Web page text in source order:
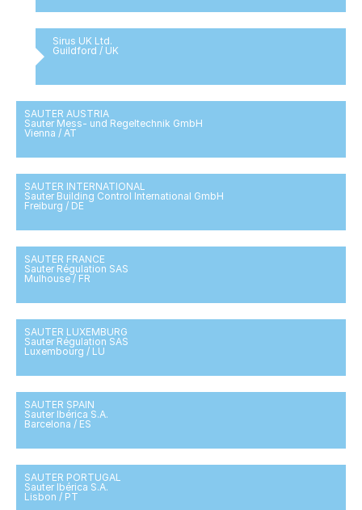
Sirus UK Ltd.
Guildford / UK
SAUTER AUSTRIA
Sauter Mess- und Regeltechnik GmbH
Vienna / AT
SAUTER INTERNATIONAL
Sauter Building Control International GmbH
Freiburg / DE
SAUTER FRANCE
Sauter Régulation SAS
Mulhouse / FR
SAUTER LUXEMBURG
Sauter Régulation SAS
Luxembourg / LU
SAUTER SPAIN
Sauter Ibérica S.A.
Barcelona / ES
SAUTER PORTUGAL
Sauter Ibérica S.A.
Lisbon / PT